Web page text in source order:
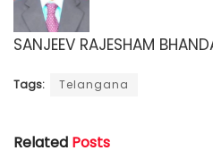
SANJEEV RAJESHAM
Tags: Telangana
Related Posts